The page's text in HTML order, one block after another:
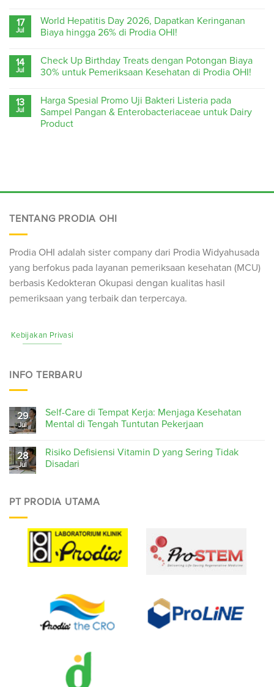
17
Jul
World Hepatitis Day 2026, Dapatkan Keringanan
Biaya hingga 26% di Prodia OHI!
14
Jul
Check Up Birthday Treats dengan Potongan Biaya
30% untuk Pemeriksaan Kesehatan di Prodia OHI!
13
Jul
Harga Spesial Promo Uji Bakteri Listeria pada
Sampel Pangan & Enterobacteriaceae untuk Dairy
Product
TENTANG PRODIA OHI
Prodia OHI adalah sister company dari Prodia Widyahusada
yang berfokus pada layanan pemeriksaan kesehatan (MCU)
berbasis Kedokteran Okupasi dengan kualitas hasil
pemeriksaan yang terbaik dan terpercaya.
Kebijakan Privasi
INFO TERBARU
29
Jul
Self-Care di Tempat Kerja: Menjaga Kesehatan
Mental di Tengah Tuntutan Pekerjaan
28
Jul
Risiko Defisiensi Vitamin D yang Sering Tidak
Disadari
PT PRODIA UTAMA